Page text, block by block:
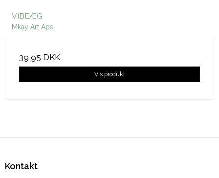
VIBEÆG
Mkay Art Aps
39,95 DKK
Vis produkt
Kontakt